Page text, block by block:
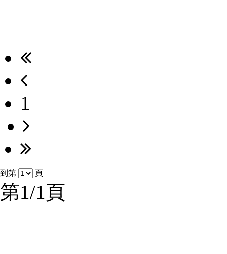
1
到第 頁
第1/1頁